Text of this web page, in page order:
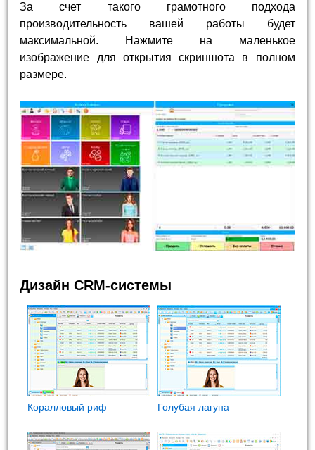
За счет такого грамотного подхода
производительность вашей работы будет
максимальной. Нажмите на маленькое
изображение для открытия скриншота в полном
размере.
Дизайн CRM-системы
Коралловый риф Голубая лагуна